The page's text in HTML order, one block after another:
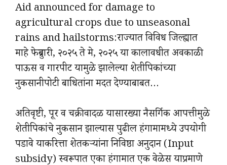
Aid announced for damage to
agricultural crops due to unseasonal
rains and hailstorms:राज्यात विविध जिल्ह्यात
माहे फेब्रुवारी, २०२५ ते मे, २०२५ या कालावधीत अवकाळी
पाऊस व गारपीट यामुळे झालेल्या शेतीपिकांच्या
नुकसानीपोटी बाधितांना मदत देण्याबाबत…
अतिवृष्टी, पूर व चक्रीवादळ यासारख्या नैसर्गिक आपत्तीमुळे
शेतीपिकांचे नुकसान झाल्यास पुढील हंगामामध्ये उपयोगी
पडावे याकरित्ता शेतकऱ्यांना निविष्ठा अनुदान (Input
subsidy) स्वरूपात एका हंगामात एक वेळेस याप्रमाणे